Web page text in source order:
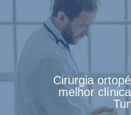
Cirurgia
melhor